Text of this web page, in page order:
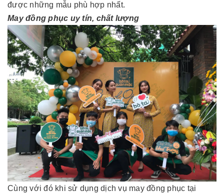
được những mẫu phù hợp nhất.
May đồng phục uy tín, chất lượng
Cùng với đó khi sử dụng dịch vụ may đồng phục tại